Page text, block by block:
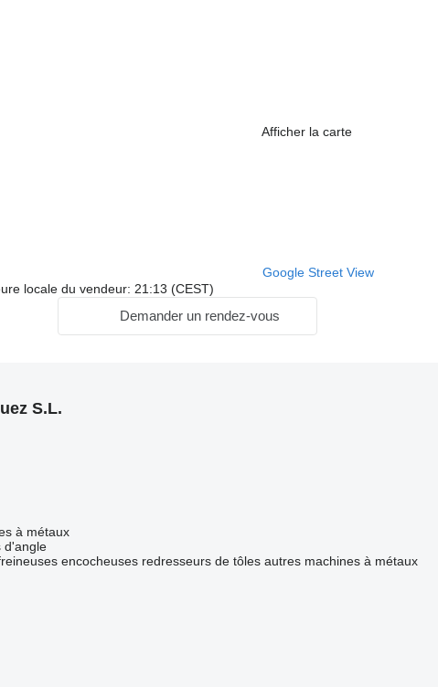
Afficher la carte
Google Street View
locale du vendeur: 21:13 (CEST)
Demander un rendez-vous
S.L.
à métaux
d'angle
encocheuses redresseurs de tôles autres machines à métaux